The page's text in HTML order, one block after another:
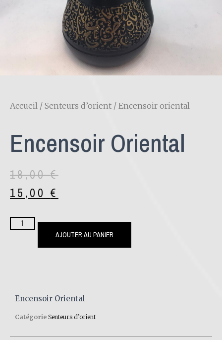
Accueil / Senteurs d’orient / Encensoir oriental
Encensoir Oriental
18,00€
15,00 €
AJOUTER AU PANIER
Encensoir Oriental
Catégorie Senteurs d’orient